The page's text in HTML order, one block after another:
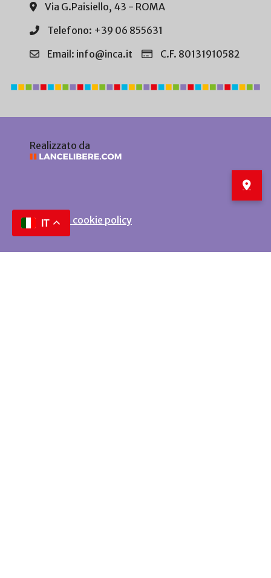
Via G.Paisiello, 43 - ROMA
Telefono: +39 06 855631
Email: info@inca.it
C.F. 80131910582
Realizzato da
Privacy e cookie policy
IT